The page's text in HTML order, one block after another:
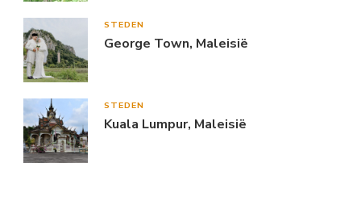
STEDEN
George Town, Maleisië
STEDEN
Kuala Lumpur, Maleisië